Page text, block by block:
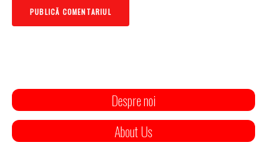
Despre noi
About Us